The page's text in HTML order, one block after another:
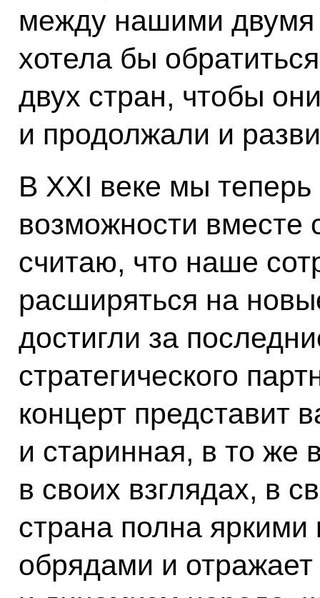
между нашими двумя
хотела бы
двух стран, чтобы
и продолжали и
В XXI веке мы
возможности
считаю, что наше
расширяться на
достигли за
стратегического
концерт представит
и старинная, в то же
в своих взглядах, в
страна полна
обрядами и